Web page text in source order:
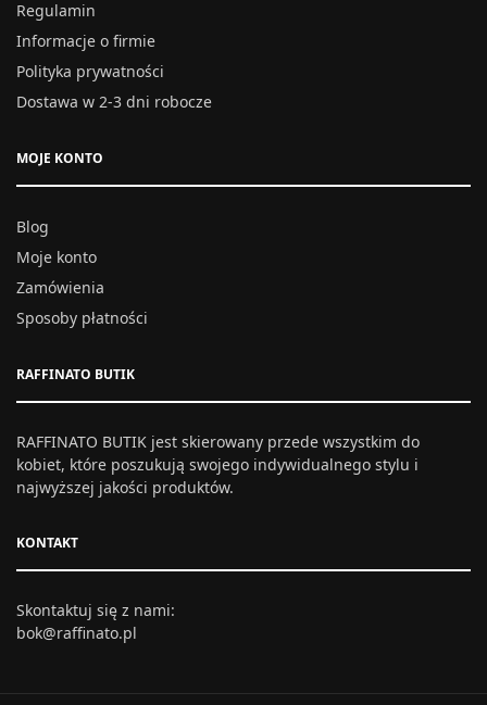
Regulamin
Informacje o firmie
Polityka prywatności
Dostawa w 2-3 dni robocze
MOJE KONTO
Blog
Moje konto
Zamówienia
Sposoby płatności
RAFFINATO BUTIK
RAFFINATO BUTIK jest skierowany przede wszystkim do
kobiet, które poszukują swojego indywidualnego stylu i
najwyższej jakości produktów.
KONTAKT
Skontaktuj się z nami:
bok@raffinato.pl